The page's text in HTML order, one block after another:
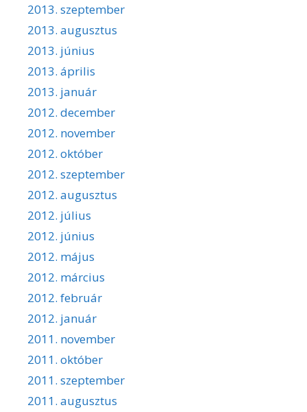
2013. szeptember
2013. augusztus
2013. június
2013. április
2013. január
2012. december
2012. november
2012. október
2012. szeptember
2012. augusztus
2012. július
2012. június
2012. május
2012. március
2012. február
2012. január
2011. november
2011. október
2011. szeptember
2011. augusztus